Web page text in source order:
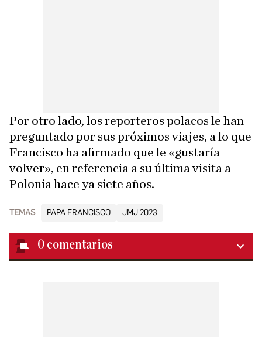
Por otro lado, los reporteros polacos le han
preguntado por sus próximos viajes, a lo que
Francisco ha afirmado que le «gustaría
volver», en referencia a su última visita a
Polonia hace ya siete años.
TEMAS PAPA FRANCISCO JMJ 2023
0 comentarios